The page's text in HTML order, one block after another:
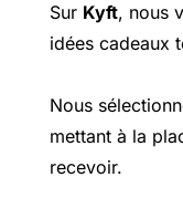
Sur Kyft, nous
idées cadeaux
Nous
mettant à la
recevoir.